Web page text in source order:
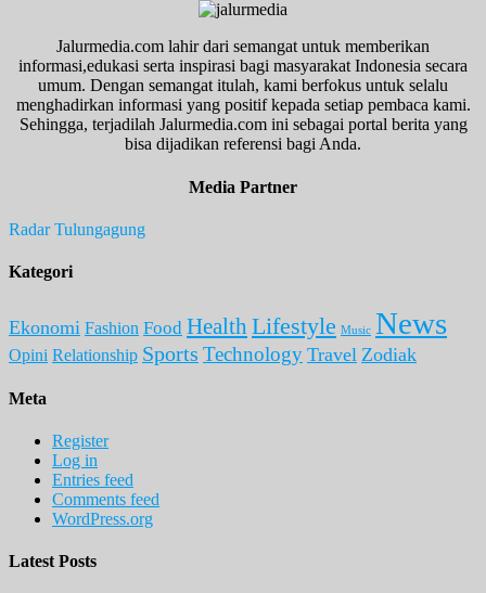
Jalurmedia.com lahir dari semangat untuk memberikan
informasi,edukasi serta inspirasi bagi masyarakat Indonesia secara
umum. Dengan semangat itulah, kami berfokus untuk selalu
menghadirkan informasi yang positif kepada setiap pembaca kami.
Sehingga, terjadilah Jalurmedia.com ini sebagai portal berita yang
bisa dijadikan referensi bagi Anda.
Media Partner
Radar Tulungagung
Kategori
Ekonomi Fashion Food Health Lifestyle Music News
Opini Relationship Sports Technology Travel Zodiak
Meta
Register
Log in
Entries feed
Comments feed
WordPress.org
Latest Posts